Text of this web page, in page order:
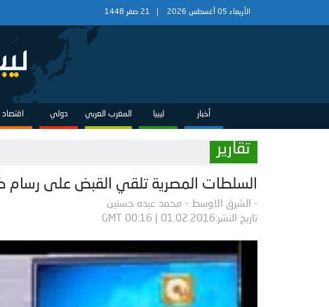
الأربعاء 05 أغسطس 2026 21 صفر 1448
أخبار ليبيا المغرب العربي دولي اقتصاد
تقارير
السلطات المصرية تلقي القبض على رسام
- الشرق الاوسط - محمد عبده حسنين
تاريخ النشر:01.02.2016 | 00:16 GMT